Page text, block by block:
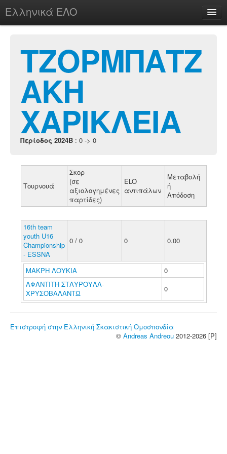
Ελληνικά ΕΛΟ
chesstu.be @ discord
Login
ΤΖΟΡΜΠΑΤΖ
ΑΚΗ
ΧΑΡΙΚΛΕΙΑ
Περίοδος 2024B : 0 -> 0
Τουρνουά
Σκορ
(σε
αξιολογημένες
παρτίδες)
ELO
αντιπάλων
Μεταβολή
ή
Απόδοση
16th team
youth U16
Championship
- ESSNA
0 / 0 0 0.00
ΜΑΚΡΗ ΛΟΥΚΙΑ
0
ΑΦΑΝΤΙΤΗ ΣΤΑΥΡΟΥΛΑ-
ΧΡΥΣΟΒΑΛΑΝΤΩ
0
Επιστροφή στην Ελληνική Σκακιστική Ομοσπονδία
© Andreas Andreou 2012-2026 [P]